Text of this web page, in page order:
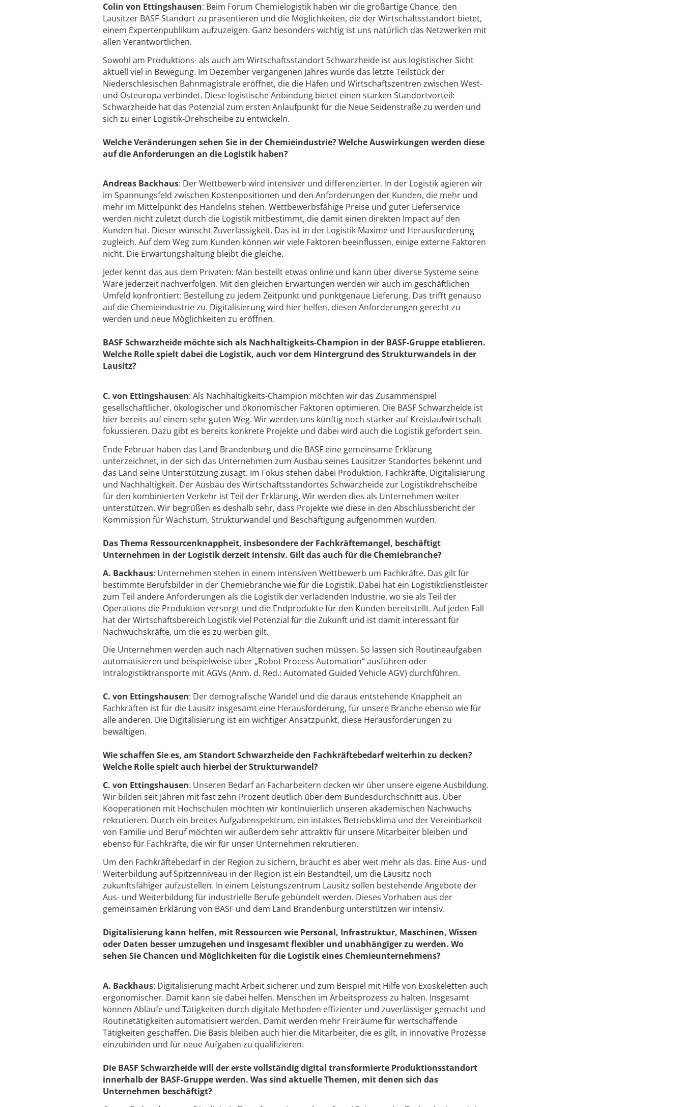
Colin von Ettingshausen: Beim Forum Chemielogistik haben wir die großartige Chance, den
Lausitzer BASF-Standort zu präsentieren und die Möglichkeiten, die der Wirtschaftsstandort bietet,
einem Expertenpublikum aufzuzeigen. Ganz besonders wichtig ist uns natürlich das Netzwerken mit
allen Verantwortlichen.
Sowohl am Produktions- als auch am Wirtschaftsstandort Schwarzheide ist aus logistischer Sicht
aktuell viel in Bewegung. Im Dezember vergangenen Jahres wurde das letzte Teilstück der
Niederschlesischen Bahnmagistrale eröffnet, die die Häfen und Wirtschaftszentren zwischen West-
und Osteuropa verbindet. Diese logistische Anbindung bietet einen starken Standortvorteil:
Schwarzheide hat das Potenzial zum ersten Anlaufpunkt für die Neue Seidenstraße zu werden und
sich zu einer Logistik-Drehscheibe zu entwickeln.
Welche Veränderungen sehen Sie in der Chemieindustrie? Welche Auswirkungen werden diese
auf die Anforderungen an die Logistik haben?
Andreas Backhaus: Der Wettbewerb wird intensiver und differenzierter. In der Logistik agieren wir
im Spannungsfeld zwischen Kostenpositionen und den Anforderungen der Kunden, die mehr und
mehr im Mittelpunkt des Handelns stehen. Wettbewerbsfähige Preise und guter Lieferservice
werden nicht zuletzt durch die Logistik mitbestimmt, die damit einen direkten Impact auf den
Kunden hat. Dieser wünscht Zuverlässigkeit. Das ist in der Logistik Maxime und Herausforderung
zugleich. Auf dem Weg zum Kunden können wir viele Faktoren beeinflussen, einige externe Faktoren
nicht. Die Erwartungshaltung bleibt die gleiche.
Jeder kennt das aus dem Privaten: Man bestellt etwas online und kann über diverse Systeme seine
Ware jederzeit nachverfolgen. Mit den gleichen Erwartungen werden wir auch im geschäftlichen
Umfeld konfrontiert: Bestellung zu jedem Zeitpunkt und punktgenaue Lieferung. Das trifft genauso
auf die Chemieindustrie zu. Digitalisierung wird hier helfen, diesen Anforderungen gerecht zu
werden und neue Möglichkeiten zu eröffnen.
BASF Schwarzheide möchte sich als Nachhaltigkeits-Champion in der BASF-Gruppe etablieren.
Welche Rolle spielt dabei die Logistik, auch vor dem Hintergrund des Strukturwandels in der
Lausitz?
C. von Ettingshausen: Als Nachhaltigkeits-Champion möchten wir das Zusammenspiel
gesellschaftlicher, ökologischer und ökonomischer Faktoren optimieren. Die BASF Schwarzheide ist
hier bereits auf einem sehr guten Weg. Wir werden uns künftig noch stärker auf Kreislaufwirtschaft
fokussieren. Dazu gibt es bereits konkrete Projekte und dabei wird auch die Logistik gefordert sein.
Ende Februar haben das Land Brandenburg und die BASF eine gemeinsame Erklärung
unterzeichnet, in der sich das Unternehmen zum Ausbau seines Lausitzer Standortes bekennt und
das Land seine Unterstützung zusagt. Im Fokus stehen dabei Produktion, Fachkräfte, Digitalisierung
und Nachhaltigkeit. Der Ausbau des Wirtschaftsstandortes Schwarzheide zur Logistikdrehscheibe
für den kombinierten Verkehr ist Teil der Erklärung. Wir werden dies als Unternehmen weiter
unterstützen. Wir begrüßen es deshalb sehr, dass Projekte wie diese in den Abschlussbericht der
Kommission für Wachstum, Strukturwandel und Beschäftigung aufgenommen wurden.
Das Thema Ressourcenknappheit, insbesondere der Fachkräftemangel, beschäftigt
Unternehmen in der Logistik derzeit intensiv. Gilt das auch für die Chemiebranche?
A. Backhaus: Unternehmen stehen in einem intensiven Wettbewerb um Fachkräfte. Das gilt für
bestimmte Berufsbilder in der Chemiebranche wie für die Logistik. Dabei hat ein Logistikdienstleister
zum Teil andere Anforderungen als die Logistik der verladenden Industrie, wo sie als Teil der
Operations die Produktion versorgt und die Endprodukte für den Kunden bereitstellt. Auf jeden Fall
hat der Wirtschaftsbereich Logistik viel Potenzial für die Zukunft und ist damit interessant für
Nachwuchskräfte, um die es zu werben gilt.
Die Unternehmen werden auch nach Alternativen suchen müssen. So lassen sich Routineaufgaben
automatisieren und beispielweise über „Robot Process Automation“ ausführen oder
Intralogistiktransporte mit AGVs (Anm. d. Red.: Automated Guided Vehicle AGV) durchführen.
C. von Ettingshausen: Der demografische Wandel und die daraus entstehende Knappheit an
Fachkräften ist für die Lausitz insgesamt eine Herausforderung, für unsere Branche ebenso wie für
alle anderen. Die Digitalisierung ist ein wichtiger Ansatzpunkt, diese Herausforderungen zu
bewältigen.
Wie schaffen Sie es, am Standort Schwarzheide den Fachkräftebedarf weiterhin zu decken?
Welche Rolle spielt auch hierbei der Strukturwandel?
C. von Ettingshausen: Unseren Bedarf an Facharbeitern decken wir über unsere eigene Ausbildung.
Wir bilden seit Jahren mit fast zehn Prozent deutlich über dem Bundesdurchschnitt aus. Über
Kooperationen mit Hochschulen möchten wir kontinuierlich unseren akademischen Nachwuchs
rekrutieren. Durch ein breites Aufgabenspektrum, ein intaktes Betriebsklima und der Vereinbarkeit
von Familie und Beruf möchten wir außerdem sehr attraktiv für unsere Mitarbeiter bleiben und
ebenso für Fachkräfte, die wir für unser Unternehmen rekrutieren.
Um den Fachkräftebedarf in der Region zu sichern, braucht es aber weit mehr als das. Eine Aus- und
Weiterbildung auf Spitzenniveau in der Region ist ein Bestandteil, um die Lausitz noch
zukunftsfähiger aufzustellen. In einem Leistungszentrum Lausitz sollen bestehende Angebote der
Aus- und Weiterbildung für industrielle Berufe gebündelt werden. Dieses Vorhaben aus der
gemeinsamen Erklärung von BASF und dem Land Brandenburg unterstützen wir intensiv.
Digitalisierung kann helfen, mit Ressourcen wie Personal, Infra­struktur, Maschinen, Wissen
oder Daten besser umzugehen und insgesamt flexibler und unabhängiger zu werden. Wo
sehen Sie Chancen und Möglichkeiten für die Logistik eines Chemie­unternehmens?
A. Backhaus: Digitalisierung macht Arbeit sicherer und zum Beispiel mit Hilfe von Exoskeletten auch
ergonomischer. Damit kann sie dabei helfen, Menschen im Arbeitsprozess zu halten. Insgesamt
können Abläufe und Tätigkeiten durch digitale Methoden effizienter und zuverlässiger gemacht und
Routinetätigkeiten automatisiert werden. Damit werden mehr Freiräume für wertschaffende
Tätigkeiten geschaffen. Die Basis bleiben auch hier die Mitarbeiter, die es gilt, in innovative Prozesse
einzubinden und für neue Aufgaben zu qualifizieren.
Die BASF Schwarzheide will der erste vollständig digital transformierte Produktionsstandort
innerhalb der BASF-Gruppe werden. Was sind aktuelle Themen, mit denen sich das
Unternehmen beschäftigt?